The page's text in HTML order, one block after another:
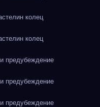
колец
колец
предубеждение
предубеждение
предубеждение